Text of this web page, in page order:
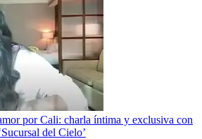
por Cali: charla íntima y exclusiva con
del Cielo’